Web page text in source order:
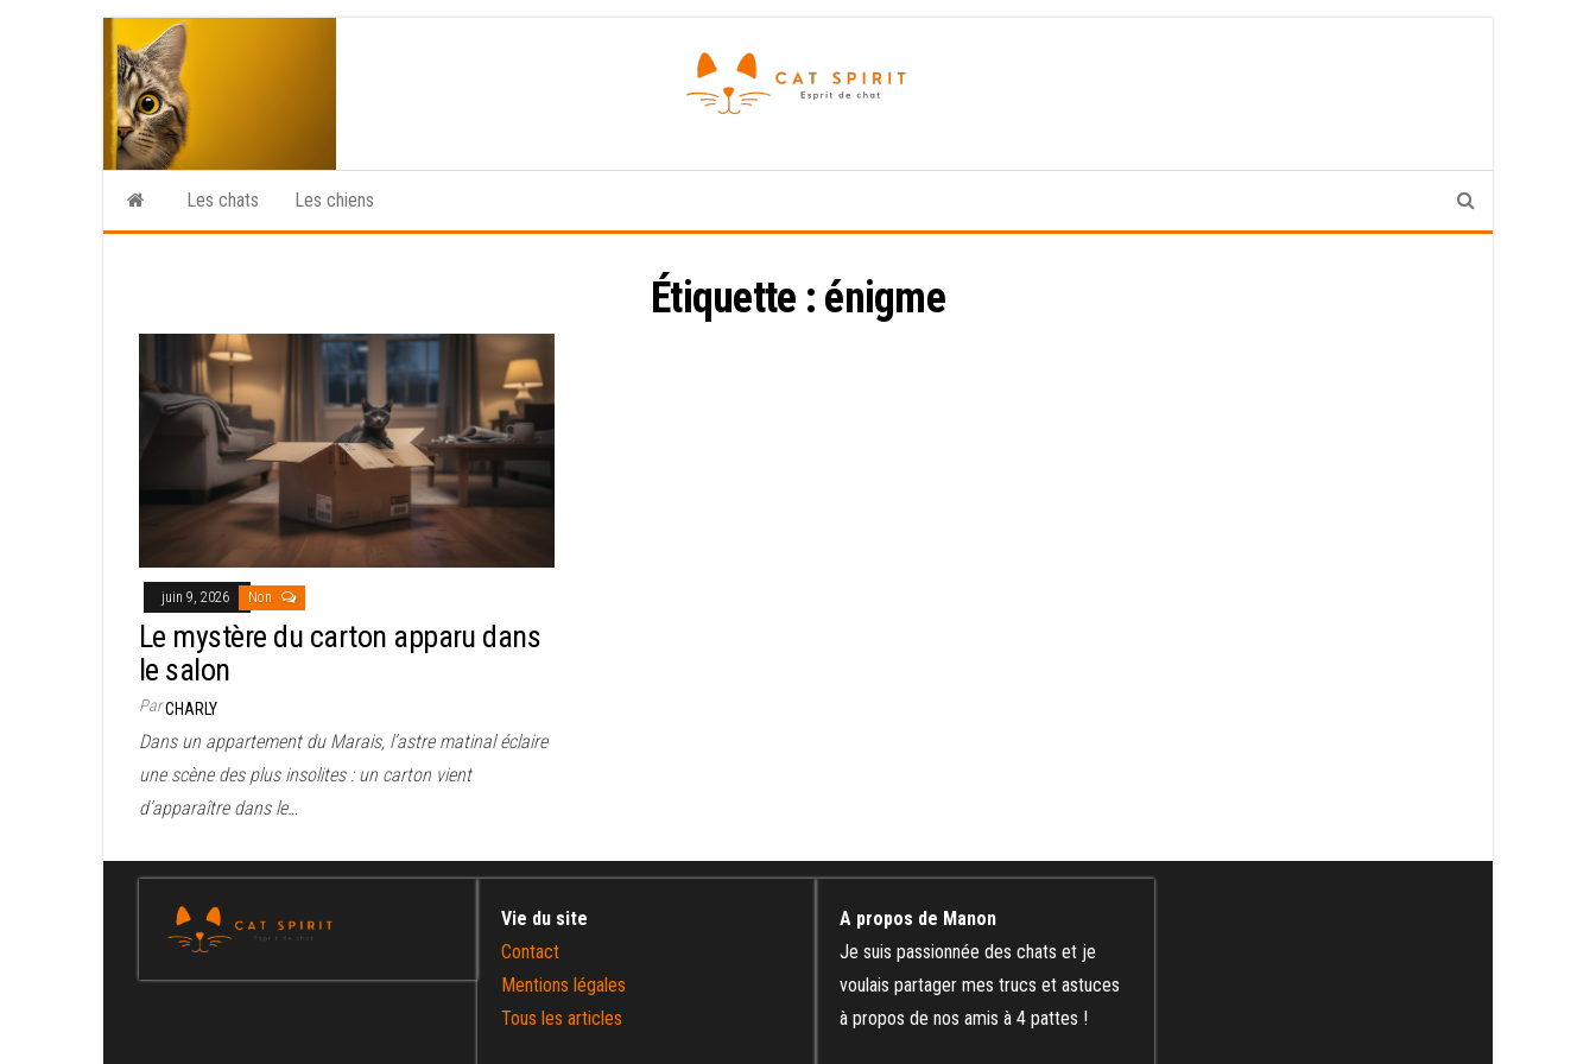
to
the
content
chat
Les chats Les chiens
Étiquette : énigme
juin 9, 2026 Non
Le mystère du carton apparu dans
le salon
ParCHARLY
Dans un appartement du Marais, l’astre matinal éclaire
une scène des plus insolites : un carton vient
d’apparaître dans le…
Vie du site
Contact
Mentions légales
Tous les articles
A propos de Manon
Je suis passionnée des chats et je
voulais partager mes trucs et astuces
à propos de nos amis à 4 pattes !